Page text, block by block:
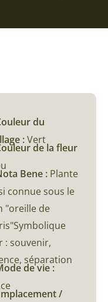
du
:Vert
de la fleur
Bene : Plante
connue sous le
"oreille de
: souvenir,
séparation
de vie :
/